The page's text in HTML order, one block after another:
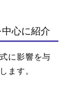
心に紹介
に影響を与
ます。